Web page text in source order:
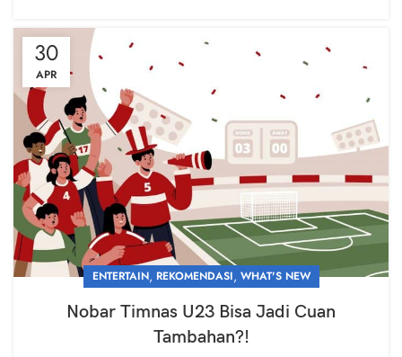
30
APR
ENTERTAIN, REKOMENDASI, WHAT'S NEW
Nobar Timnas U23 Bisa Jadi Cuan
Tambahan?!